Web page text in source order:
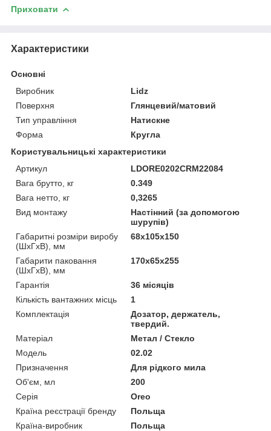
Приховати
Характеристики
Основні
Виробник
Lidz
Поверхня
Глянцевий/матовий
Тип управління
Натискне
Форма
Кругла
Користувальницькі характеристики
Артикул
LDORE0202CRM22084
Вага брутто, кг
0.349
Вага нетто, кг
0,3265
Вид монтажу
Настінний (за допомогою
шурупів)
Габаритні розміри виробу
(ШхГхВ), мм
68х105х150
Габарити паковання
(ШхГхВ), мм
170х65х255
Гарантія
36 місяців
Кількість вантажних місць
1
Комплектація
Дозатор, держатель,
твердий.
Матеріал
Метал / Стекло
Мoдель
02.02
Призначення
Для рідкого мила
Об'єм, мл
200
Серія
Oreo
Країна реєстрації бренду
Польща
Країна-виробник
Польща